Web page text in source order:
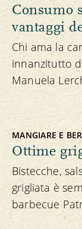
Consumo
vantaggi
Chi ama la
innanzitutto
Manuela
MANGIARE E
Ottime
Bistecche,
grigliata è
barbecue